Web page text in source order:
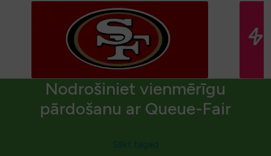
Nodrošiniet vienmērīgu
pārdošanu ar Queue-Fair